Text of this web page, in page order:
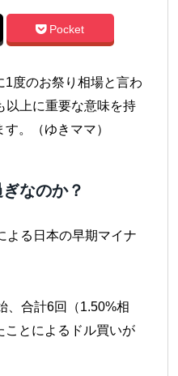
Pocket
度のお祭り相場と言わ
以上に重要な意味を持
。（ゆきママ）
なのか？
よる日本の早期マイナ
、合計6回（1.50%相
ことによるドル買いが